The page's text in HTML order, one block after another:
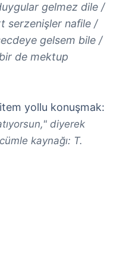
gelmez dile /
serzenişler nafile /
gelsem bile /
de mektup
yollu konuşmak:
diyerek
kaynağı: T.